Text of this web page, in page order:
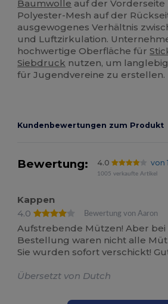
Baumwolle auf der Vorderseite
Polyester-Mesh auf der
ausgewogenes Verhältnis
und Luftzirkulation.
hochwertige Oberfläche für
Siebdruck nutzen, um
für Jugendvereine zu erstellen.
Kundenbewertungen zum Produkt
Bewertung: 4.0 von
1005 verkaufte Artikel
Kappen
4.0
Bewertung von Aaron
Aufstrebende Mützen! Aber
Bestellung waren nicht alle
Sie wurden sofort verschickt!
Übersetzt von Dutch